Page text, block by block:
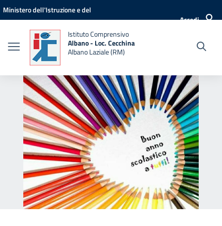
Vai ai contenuti
Vai al menu di navigazione
Vai al footer
Ministero dell'Istruzione e del
Accedi
Istituto Comprensivo
Albano - Loc. Cecchina
Albano Laziale (RM)